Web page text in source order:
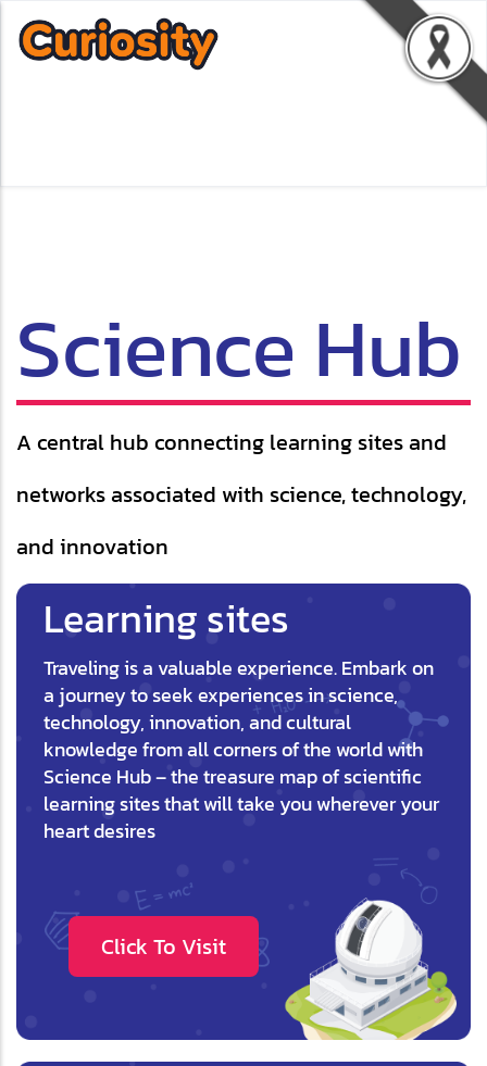
Science Hub
A central hub connecting learning sites and
networks associated with science, technology,
and innovation
Learning sites
Traveling is a valuable experience. Embark on
a journey to seek experiences in science,
technology, innovation, and cultural
knowledge from all corners of the world with
Science Hub – the treasure map of scientific
learning sites that will take you wherever your
heart desires
Click To Visit